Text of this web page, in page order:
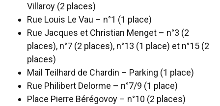
Villaroy (2 places)
Rue Louis Le Vau – n°1 (1 place)
Rue Jacques et Christian Menget – n°3 (2
places), n°7 (2 places), n°13 (1 place) et n°15 (2
places)
Mail Teilhard de Chardin – Parking (1 place)
Rue Philibert Delorme – n°7/9 (1 place)
Place Pierre Bérégovoy – n°10 (2 places)